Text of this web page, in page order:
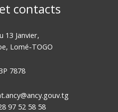
contacts
13 Janvier,
Lomé-TOGO
7878
97 52 58 58